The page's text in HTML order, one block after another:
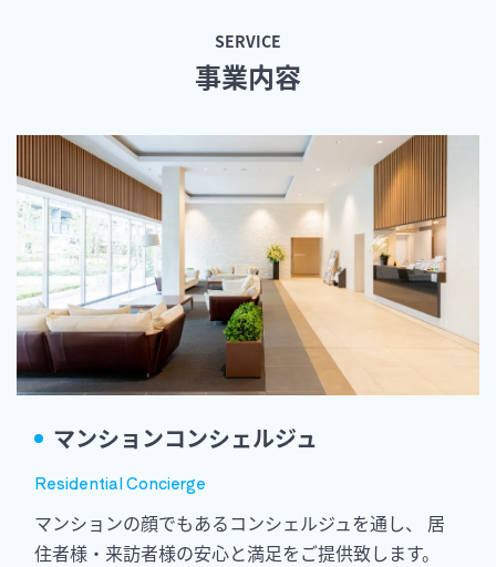
SERVICE
事業内容
マンションコンシェルジュ
Residential Concierge
マンションの顔でもあるコンシェルジュを通し、
居
住者様・来訪者様の安心と満足をご提供致します。